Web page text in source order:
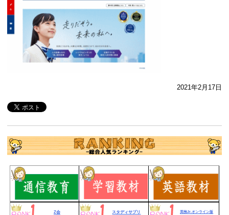
2021年2月17日
Z会 スタディサプリ 英検Jr.オンライン版